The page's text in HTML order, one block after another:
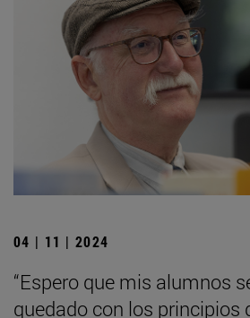
04 | 11 | 2024
“Espero que mis alumnos
quedado con los principios